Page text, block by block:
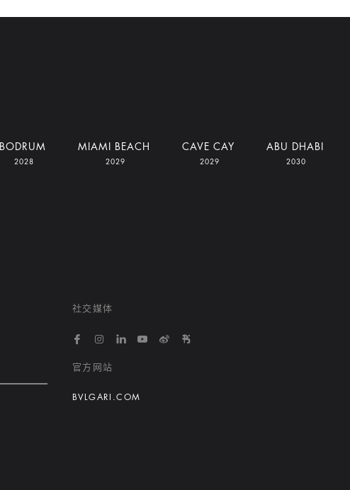
BODRUM
2028
MIAMI BEACH
2029
CAVE CAY
2029
ABU DHABI
2030
社交媒体
https://www.facebook.com/
https://www.instagram.com/bvlgarihotels/
https://www.linkedin.com/company/
https://www.youtube.com/
http://weibo.com/bulgarihotels
官方网站
BVLGARI.COM